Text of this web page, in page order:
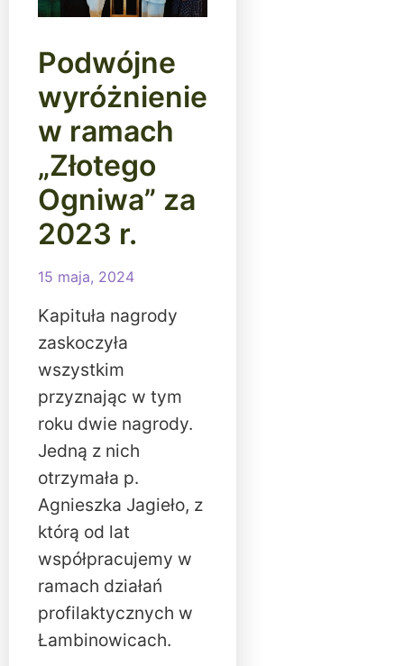
Podwójne
wyróżnienie
w ramach
„Złotego
Ogniwa” za
2023 r.
15 maja, 2024
Kapituła nagrody
zaskoczyła
wszystkim
przyznając w tym
roku dwie nagrody.
Jedną z nich
otrzymała p.
Agnieszka Jagieło, z
którą od lat
współpracujemy w
ramach działań
profilaktycznych w
Łambinowicach.